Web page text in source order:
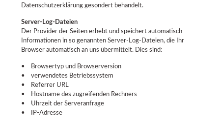
Datenschutzerklärung gesondert behandelt.
Server-Log-Dateien
Der Provider der Seiten erhebt und speichert automatisch
Informationen in so genannten Server-Log-Dateien, die Ihr
Browser automatisch an uns übermittelt. Dies sind:
• Browsertyp und Browserversion
• verwendetes Betriebssystem
• Referrer URL
• Hostname des zugreifenden Rechners
• Uhrzeit der Serveranfrage
• IP-Adresse